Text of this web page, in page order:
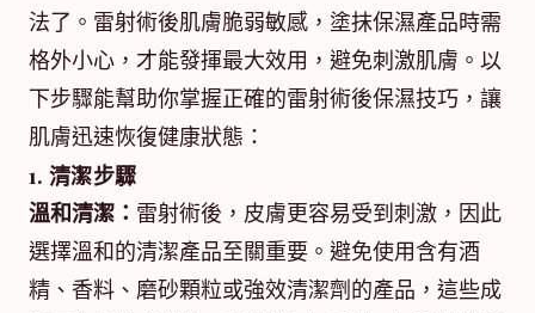
法了。雷射術後肌膚脆弱敏感，塗抹保濕產品時需
格外小心，才能發揮最大效用，避免刺激肌膚。以
下步驟能幫助你掌握正確的雷射術後保濕技巧，讓
肌膚迅速恢復健康狀態：
1. 清潔步驟
溫和清潔： 雷射術後，皮膚更容易受到刺激，因此
選擇溫和的清潔產品至關重要。避免使用含有酒
精、香料、磨砂顆粒或強效清潔劑的產品，這些成